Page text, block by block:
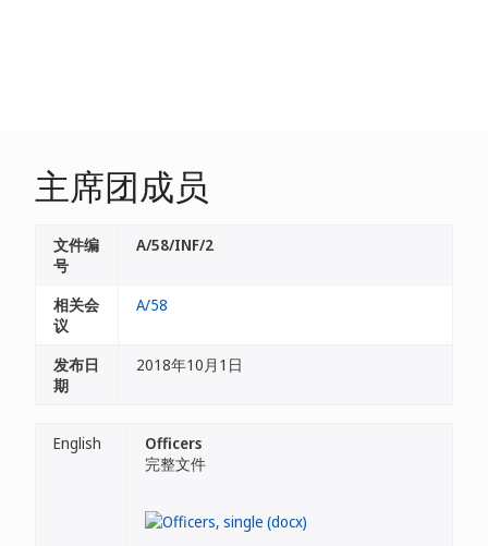
主席团成员
文件编
号
A/58/INF/2
相关会
议
A/58
发布日
期
2018年10月1日
English
Officers
完整文件